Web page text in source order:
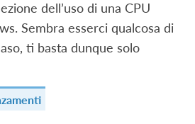
dell’uso di una CPU
Sembra esserci qualcosa di
ti basta dunque solo